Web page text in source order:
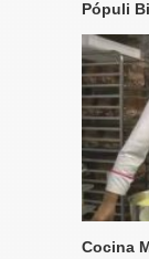
Pópuli
Cocina